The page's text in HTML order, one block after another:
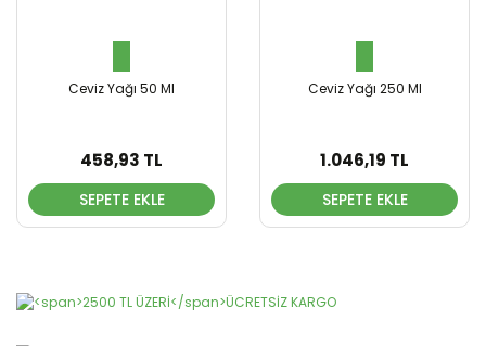
Ceviz Yağı 50 Ml
458,93 TL
SEPETE EKLE
Ceviz Yağı 250 Ml
1.046,19 TL
SEPETE EKLE